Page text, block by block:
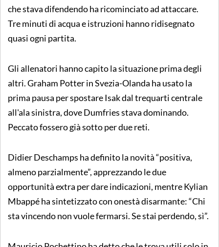
che stava difendendo ha ricominciato ad attaccare.
Tre minuti di acqua e istruzioni hanno ridisegnato
quasi ogni partita.
Gli allenatori hanno capito la situazione prima degli
altri. Graham Potter in Svezia-Olanda ha usato la
prima pausa per spostare Isak dal trequarti centrale
all'ala sinistra, dove Dumfries stava dominando.
Peccato fossero già sotto per due reti.
Didier Deschamps ha definito la novità “positiva,
almeno parzialmente”, apprezzando le due
opportunità extra per dare indicazioni, mentre Kylian
Mbappé ha sintetizzato con onestà disarmante: “Chi
sta vincendo non vuole fermarsi. Se stai perdendo, sì”.